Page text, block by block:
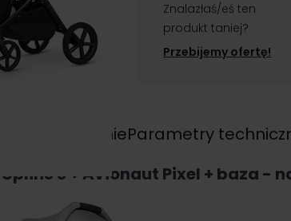
Znalazłaś/eś ten
produkt taniej?
Przebijemy ofertę!
3 + Avionaut Pixel + baza -
WyposażenieParametry